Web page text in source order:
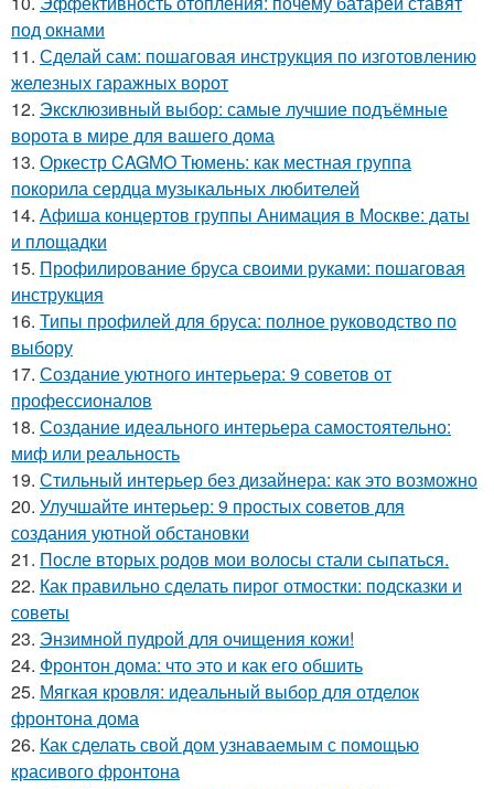
под окнами
11. Сделай сам: пошаговая инструкция по изготовлению
железных гаражных ворот
12. Эксклюзивный выбор: самые лучшие подъёмные
ворота в мире для вашего дома
13. Оркестр CAGMO Тюмень: как местная группа
покорила сердца музыкальных любителей
14. Афиша концертов группы Анимация в Москве: даты
и площадки
15. Профилирование бруса своими руками: пошаговая
инструкция
16. Типы профилей для бруса: полное руководство по
выбору
17. Создание уютного интерьера: 9 советов от
профессионалов
18. Создание идеального интерьера самостоятельно:
миф или реальность
19. Стильный интерьер без дизайнера: как это возможно
20. Улучшайте интерьер: 9 простых советов для
создания уютной обстановки
21. После вторых родов мои волосы стали сыпаться.
22. Как правильно сделать пирог отмостки: подсказки и
советы
23. Энзимной пудрой для очищения кожи!
24. Фронтон дома: что это и как его обшить
25. Мягкая кровля: идеальный выбор для отделок
фронтона дома
26. Как сделать свой дом узнаваемым с помощью
красивого фронтона